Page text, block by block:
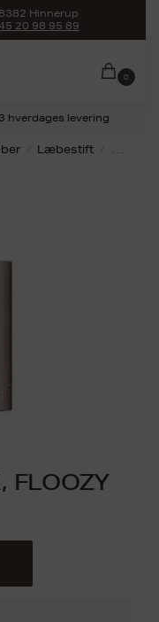
Hinnerup
20 98 95 89
0
hverdages levering
Læbestift
FLOOZY